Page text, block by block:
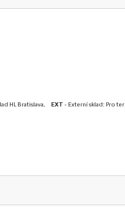
HL Bratislava, EXT - Externí sklad: Pro